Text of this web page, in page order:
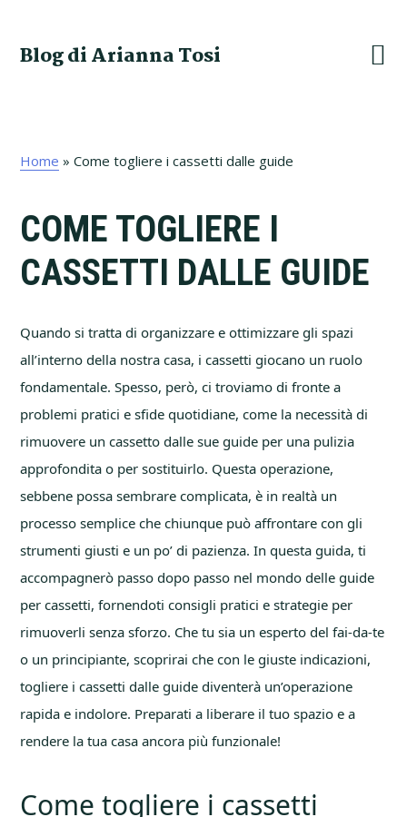
primary
main
primary
footer
Blog di Arianna Tosi
Home »Come togliere i cassetti dalle guide
COME TOGLIERE I
CASSETTI DALLE GUIDE
Quando si tratta di organizzare e ottimizzare gli spazi
all’interno della nostra casa, i cassetti giocano un ruolo
fondamentale. Spesso, però, ci troviamo di fronte a
problemi pratici e sfide quotidiane, come la necessità di
rimuovere un cassetto dalle sue guide per una pulizia
approfondita o per sostituirlo. Questa operazione,
sebbene possa sembrare complicata, è in realtà un
processo semplice che chiunque può affrontare con gli
strumenti giusti e un po’ di pazienza. In questa guida, ti
accompagnerò passo dopo passo nel mondo delle guide
per cassetti, fornendoti consigli pratici e strategie per
rimuoverli senza sforzo. Che tu sia un esperto del fai-da-te
o un principiante, scoprirai che con le giuste indicazioni,
togliere i cassetti dalle guide diventerà un’operazione
rapida e indolore. Preparati a liberare il tuo spazio e a
rendere la tua casa ancora più funzionale!
Come togliere i cassetti